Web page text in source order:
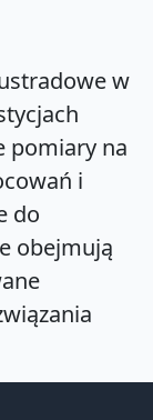
w
pomiary na
i
do
obejmują